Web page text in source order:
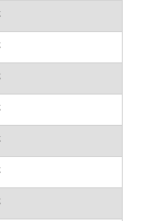
出。無論您是電工、工程師
MS8269 能滿足您所有的電氣測